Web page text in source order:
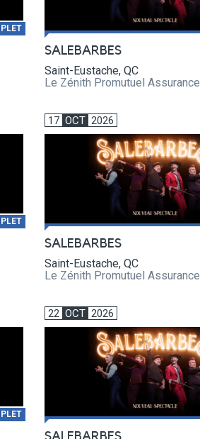
SALEBARBES
Saint-Eustache, QC
Le Zénith Promutuel Assurance
17 OCT 2026
SALEBARBES
Saint-Eustache, QC
Le Zénith Promutuel Assurance
22 OCT 2026
SALEBARBES